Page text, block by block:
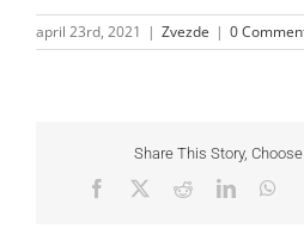
april 23rd, 2021 | Zvezde | 0
Share This Story,
Facebook RedditLinkedIn